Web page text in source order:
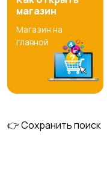
DVD, Blu-ray и
медиаплееры
портативное аудио
магазин
Магазин на
главной
👉 Сохранить поиск